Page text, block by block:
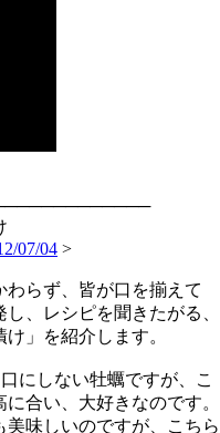
>
らず、皆が口を揃えて
、レシピを聞きたがる、
」を紹介します。
にしない牡蠣ですが、こ
合い、大好きなのです。
味しいのですが、こちら